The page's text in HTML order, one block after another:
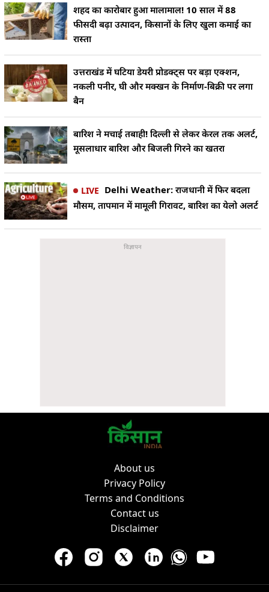
शहद का कारोबार हुआ मालामाल! 10 साल में 88
फीसदी बढ़ा उत्पादन, किसानों के लिए खुला कमाई का
रास्ता
उत्तराखंड में घटिया डेयरी प्रोडक्ट्स पर बड़ा एक्शन,
नकली पनीर, घी और मक्खन के निर्माण-बिक्री पर लगा
बैन
बारिश ने मचाई तबाही! दिल्ली से लेकर केरल तक अलर्ट,
मूसलाधार बारिश और बिजली गिरने का खतरा
LIVE Delhi Weather: राजधानी में फिर बदला
मौसम, तापमान में मामूली गिरावट, बारिश का येलो अलर्ट
About us
Privacy Policy
Terms and Conditions
Contact us
Disclaimer